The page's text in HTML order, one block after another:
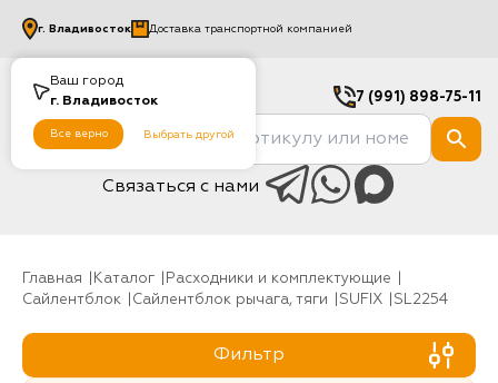
Ваш город
г. Владивосток
Все верно Выбрать другой
г. Владивосток Доставка транспортной компанией
7 (991) 898-75-11
Связаться с нами
Главная Каталог
Расходники и комплектующие
Сайлентблок
Сайлентблок рычага, тяги SUFIX SL2254
Фильтр